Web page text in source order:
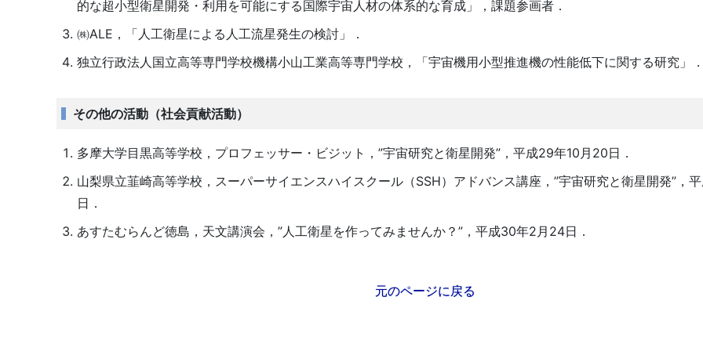
的な超小型衛星開発・利用を可能にする国際宇宙人材の体系的な育成」，課題参画者．
㈱ALE，「人工衛星による人工流星発生の検討」．
独立行政法人国立高等専門学校機構小山工業高等専門学校，「宇宙機用小型推進機の性能低下に関する研究」．
その他の活動（社会貢献活動）
多摩大学目黒高等学校，プロフェッサー・ビジット，”宇宙研究と衛星開発”，平成29年10月20日．
山梨県立韮崎高等学校，スーパーサイエンスハイスクール（SSH）アドバンス講座，”宇宙研究と衛星開発”，
日．
あすたむらんど徳島，天文講演会，”人工衛星を作ってみませんか？”，平成30年2月24日．
元のページに戻る